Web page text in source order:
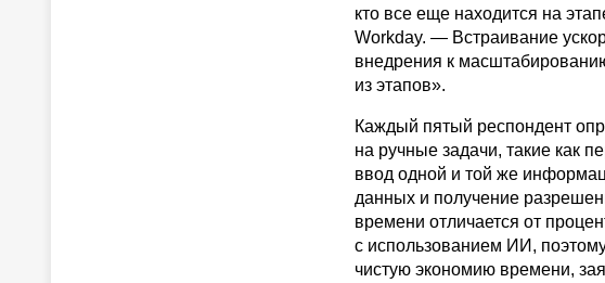
кто все еще находится на
Workday. — Встраивание
внедрения к
из этапов».
Каждый пятый респондент
на ручные задачи, такие как
ввод одной и той же
данных и получение
времени отличается от
с использованием ИИ,
чистую экономию времени,